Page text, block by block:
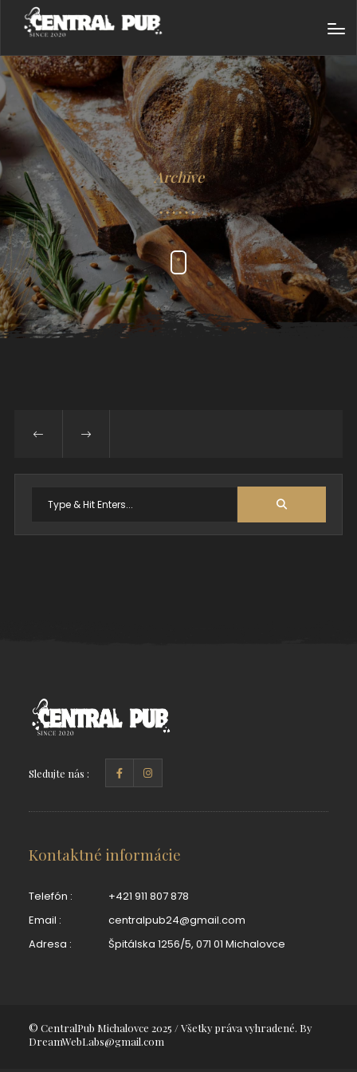
Archive
Sledujte nás :
Kontaktné informácie
Telefón :
+421 911 807 878
Email :
centralpub24@gmail.com
Adresa :
Špitálska 1256/5, 071 01 Michalovce
© CentralPub Michalovce 2025 / Všetky práva vyhradené. By
DreamWebLabs@gmail.com